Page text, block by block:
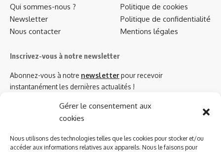
Gérer le consentement aux
cookies
Nous utilisons des technologies telles que les cookies pour stocker et/ou
accéder aux informations relatives aux appareils. Nous le faisons pour
Qui sommes-nous ?
Newsletter
Nous contacter
Politique de cookies
Politique de confidentialité
Mentions légales
Inscrivez-vous à notre newsletter
Abonnez-vous à notre newsletterpour recevoir
instantanément les dernières actualités !
Azinat.com TV soutient